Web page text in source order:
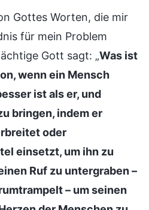
Gottes Worten, die mir
für mein Problem
Gott sagt: „Was ist
wenn ein Mensch
ist als er, und
bringen, indem er
oder
einsetzt, um ihn zu
Ruf zu untergraben –
– um seinen